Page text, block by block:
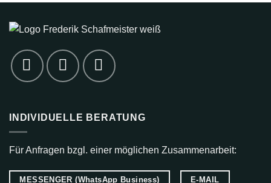
INDIVIDUELLE BERATUNG
Für Anfragen bzgl. einer möglichen Zusammenarbeit:
MESSENGER (WhatsApp Business) E-MAIL